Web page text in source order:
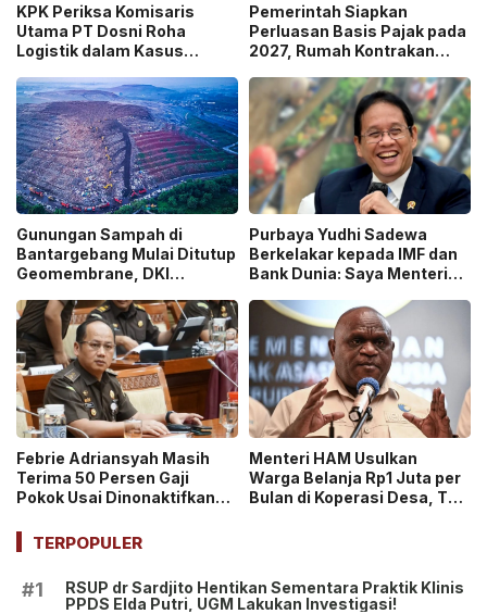
KPK Periksa Komisaris
Utama PT Dosni Roha
Logistik dalam Kasus
Pengangkutan Bansos!
Pemerintah Siapkan
Perluasan Basis Pajak pada
2027, Rumah Kontrakan
Pengawasan!
Gunungan Sampah di
Bantargebang Mulai Ditutup
Geomembrane, DKI
Sistem Open Dumping!
Purbaya Yudhi Sadewa
Berkelakar kepada IMF dan
Bank Dunia: Saya Menteri
Beruntung di Dunia!
Febrie Adriansyah Masih
Terima 50 Persen Gaji
Pokok Usai Dinonaktifkan
ASN Dihentikan!
Menteri HAM Usulkan
Warga Belanja Rp1 Juta per
Bulan di Koperasi Desa, Tuai
TERPOPULER
#1
RSUP dr Sardjito Hentikan Sementara Praktik Klinis
PPDS Elda Putri, UGM Lakukan Investigasi!